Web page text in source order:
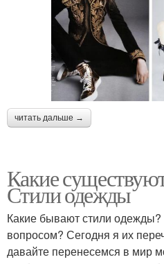
читать дальше →
Какие
Стили одежды
Какие бывают стили одежды?
вопросом? Сегодня я их
давайте перенесемся в мир